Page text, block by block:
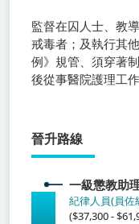
監督在囚人士、教
戒毒者；及執行其
例》規管、須穿著
後從事醫院護理工
晉升路線
一級懲教助
紀律人員(員佐
($37,300 -